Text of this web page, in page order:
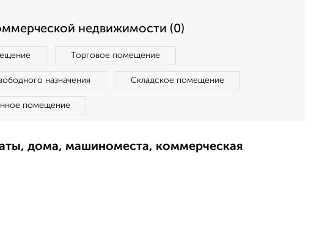
недвижимости (0)
Торговое помещение
назначения Складское помещение
помещение
дома, машиноместа, коммерческая